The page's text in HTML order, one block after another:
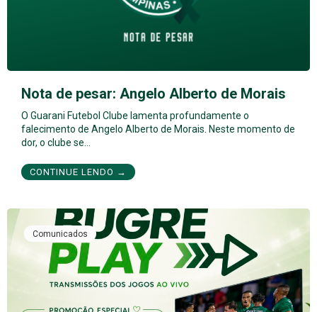
Nota de pesar: Angelo Alberto de Morais
O Guarani Futebol Clube lamenta profundamente o
falecimento de Angelo Alberto de Morais. Neste momento de
dor, o clube se…
CONTINUE LENDO →
Comunicados